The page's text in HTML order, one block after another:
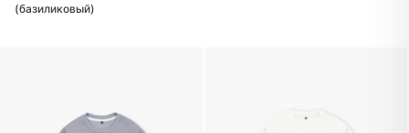
(базиликовый)